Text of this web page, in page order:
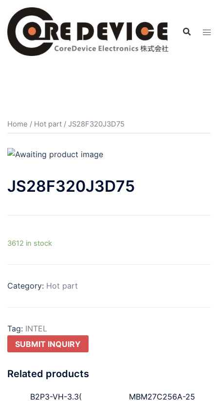
Home / Hot part / JS28F320J3D75
JS28F320J3D75
3612 in stock
Category: Hot part
Tag: INTEL
SUBMIT INQUIRY
Related products
B2P3-VH-3.3( MBM27C256A-25